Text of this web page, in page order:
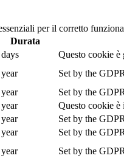
per il corretto
Durata
Questo cookie è
Set by the
Set by the
Questo cookie
Set by the
Set by the
Set by the